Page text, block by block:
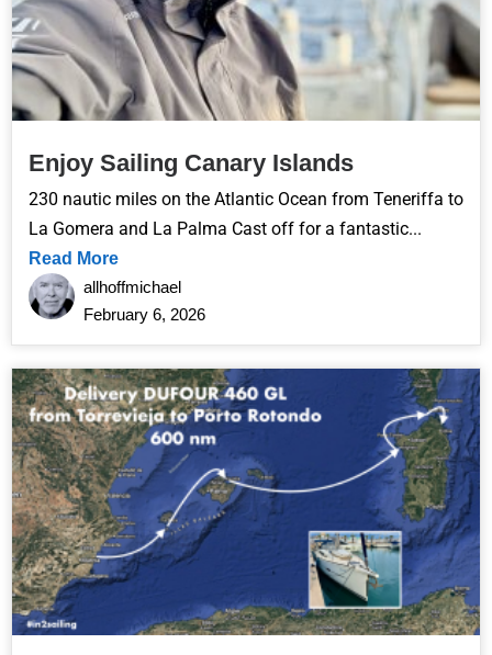
Enjoy Sailing Canary Islands
230 nautic miles on the Atlantic Ocean from Teneriffa to
La Gomera and La Palma Cast off for a fantastic...
Read More
allhoffmichael
February 6, 2026